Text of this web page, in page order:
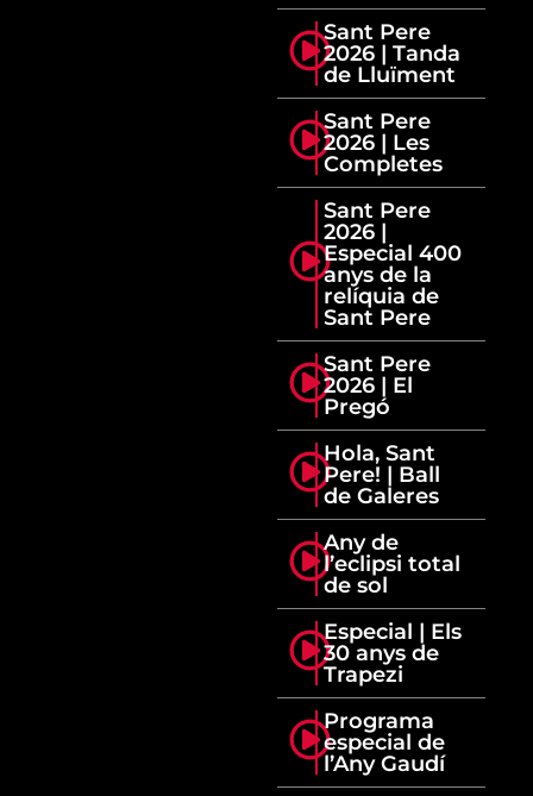
Sant Pere
2026 | Tanda
de Lluïment
Sant Pere
2026 | Les
Completes
Sant Pere
2026 |
Especial 400
anys de la
relíquia de
Sant Pere
Sant Pere
2026 | El
Pregó
Hola, Sant
Pere! | Ball
de Galeres
Any de
l’eclipsi total
de sol
Especial | Els
30 anys de
Trapezi
Programa
especial de
l’Any Gaudí